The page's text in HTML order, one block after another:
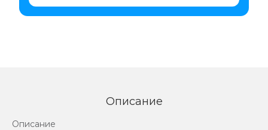
Описание
Описание